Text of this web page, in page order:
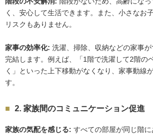
く、安心して生活できます。また、小さなお
リスクもありません。
家事の効率化: 洗濯、掃除、収納などの家事
完結します。例えば、「1階で洗濯して2階の
く」といった上下移動がなくなり、家事動線
す。
2. 家族間のコミュニケーション促進
家族の気配を感じる: すべての部屋が同じ階